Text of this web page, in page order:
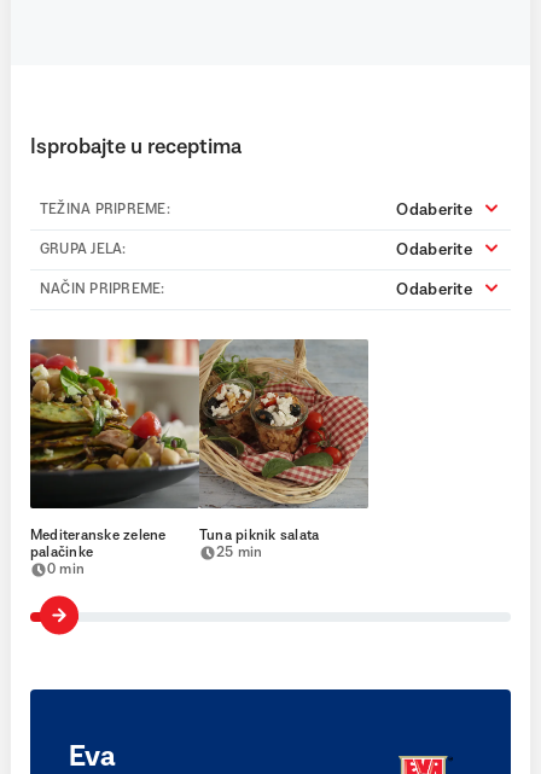
Isprobajte u receptima
TEŽINA PRIPREME: Odaberite
GRUPA JELA: Odaberite
NAČIN PRIPREME: Odaberite
Mediteranske zelene
palačinke
0 min
Tuna piknik salata
25 min
Eva